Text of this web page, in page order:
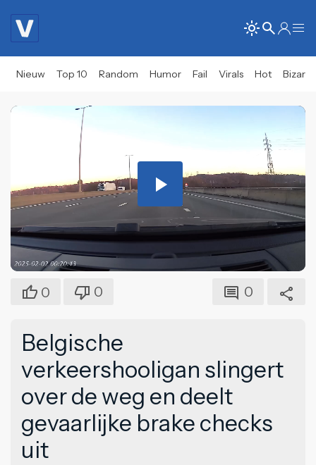
Nieuw Top 10 Random Humor Fail Virals Hot Bizar
Play
Video
0 0 0
Belgische
verkeershooligan slingert
over de weg en deelt
gevaarlijke brake checks
uit